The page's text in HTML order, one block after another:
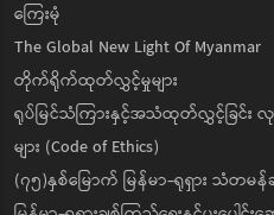
ကြေးမုံ
The Global New Light Of Myanmar
တိုက်ရိုက်ထုတ်လွှင့်မှုများ
ရုပ်မြင်သံကြားနှင့်အသံထုတ်လွှင့်ခြင်း
များ (Code of Ethics)
(၇၅)နှစ်မြောက် မြန်မာ-ရုရှား